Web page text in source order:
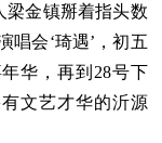
梁金镇掰着指头数
唱会‘琦遇’，初五
华，再到28号下
文艺才华的沂源